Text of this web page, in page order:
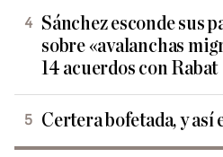
Sánchez esconde sus
sobre «avalanchas
14 acuerdos con Rabat
Certera bofetada, y así